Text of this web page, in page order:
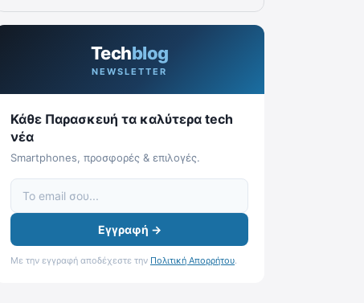
Techblog
NEWSLETTER
Κάθε Παρασκευή τα καλύτερα tech
νέα
Smartphones, προσφορές & επιλογές.
Εγγραφή →
Με την εγγραφή αποδέχεστε την Πολιτική Απορρήτου.